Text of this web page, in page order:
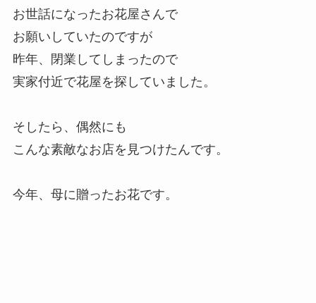
お世話になったお花屋さんで
お願いしていたのですが
昨年、閉業してしまったので
実家付近で花屋を探していました。
そしたら、偶然にも
こんな素敵なお店を見つけたんです。
今年、母に贈ったお花です。